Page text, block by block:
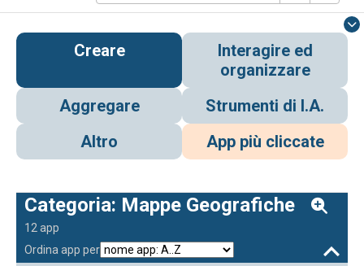
Creare
Interagire ed
organizzare
Aggregare
Strumenti di I.A.
Altro
App più cliccate
Categoria: Mappe Geografiche
12 app
Ordina app per